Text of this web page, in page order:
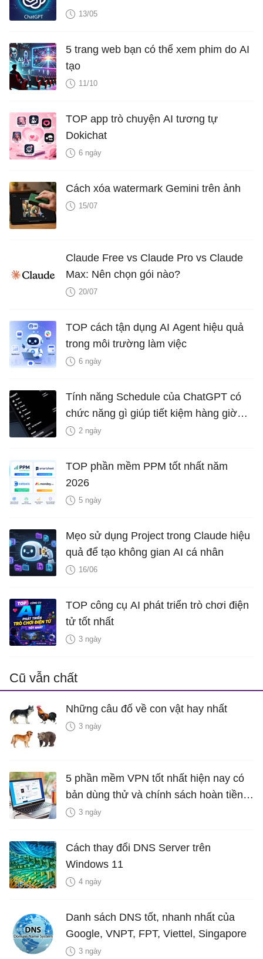
13/05
5 trang web bạn có thể xem phim do AI
tạo
11/10
TOP app trò chuyện AI tương tự
Dokichat
6 ngày
Cách xóa watermark Gemini trên ảnh
15/07
Claude Free vs Claude Pro vs Claude
Max: Nên chọn gói nào?
20/07
TOP cách tận dụng AI Agent hiệu quả
trong môi trường làm việc
6 ngày
Tính năng Schedule của ChatGPT có
chức năng gì giúp tiết kiệm hàng giờ
mỗi tuần?
2 ngày
TOP phần mềm PPM tốt nhất năm
2026
5 ngày
Mẹo sử dụng Project trong Claude hiệu
quả để tạo không gian AI cá nhân
16/06
TOP công cụ AI phát triển trò chơi điện
tử tốt nhất
3 ngày
Cũ vẫn chất
Những câu đố về con vật hay nhất
3 ngày
5 phần mềm VPN tốt nhất hiện nay có
bản dùng thử và chính sách hoàn tiền
miễn phí
3 ngày
Cách thay đổi DNS Server trên
Windows 11
4 ngày
Danh sách DNS tốt, nhanh nhất của
Google, VNPT, FPT, Viettel, Singapore
3 ngày